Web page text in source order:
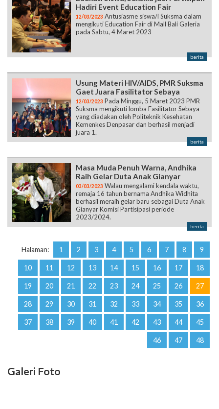
Hadiri Event Education Fair
12/03/2023 Antusiasme siswa/i Suksma dalam
mengikuti Education Fair di Mall Bali Galeria
pada Sabtu, 4 Maret 2023
berita
Usung Materi HIV/AIDS, PMR Suksma
Gaet Juara Fasilitator Sebaya
12/03/2023 Pada Minggu, 5 Maret 2023 PMR
Suksma mengikuti lomba Fasilitator Sebaya
yang diadakan oleh Politeknik Kesehatan
Kemenkes Denpasar dan berhasil menjadi
juara 1.
berita
Masa Muda Penuh Warna, Andhika
Raih Gelar Duta Anak Gianyar
03/03/2023 Walau mengalami kendala waktu,
remaja 16 tahun bernama Andhika Widhita
berhasil meraih gelar baru sebagai Duta Anak
Gianyar Komisi Partisipasi periode
2023/2024.
berita
Halaman: 1 2 3 4 5 6 7 8 9
10 11 12 13 14 15 16 17 18
19 20 21 22 23 24 25 26 27
28 29 30 31 32 33 34 35 36
37 38 39 40 41 42 43 44 45
46 47 48
Galeri Foto